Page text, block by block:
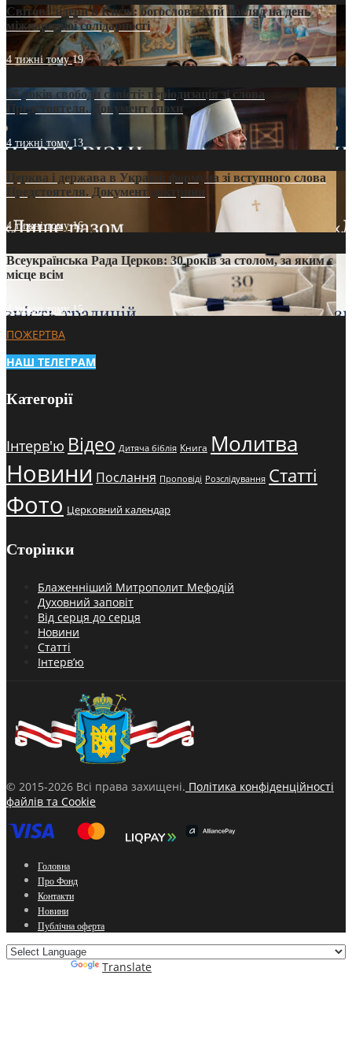
Світові лідери в Києві: богословський погляд на день
міжнародної солідарності
4 тижні тому19
35 років свободи совісті: періодизація зі слова
Предстоятеля. Документ епохи
4 тижні тому 13
Церква і держава в Україні: формула зі вступного слова
Предстоятеля. Документ доктрини
4 тижні тому16
Всеукраїнська Рада Церков: 30 років за столом, за яким є
місце всім
4 тижні тому15
ПОЖЕРТВА
НАШ ТЕЛЕГРАМ
Категорії
Інтерв'ю Відео Дитяча біблія Книга Молитва
Новини Послання Проповіді Розслідування Статті
Фото Церковний календар
Сторінки
Блаженніший Митрополит Мефодій
Духовний заповіт
Від серця до серця
Новини
Статті
Інтерв’ю
© 2015-2026 Всі права захищені. Політика конфіденційності
файлів та Cookie
Головна
Про Фонд
Контакти
Новини
Публічна оферта
Translate